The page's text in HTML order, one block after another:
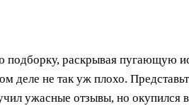
раскрывая пугающую
деле не так уж плохо.
ужасные отзывы, но окупился